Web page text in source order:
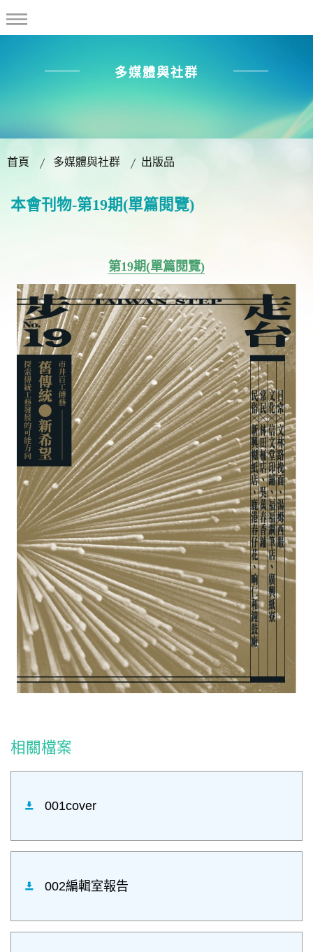
多媒體與社群
首頁 多媒體與社群 出版品
本會刊物-第19期(單篇閱覽)
第19期(單篇閱覽)
相關檔案
001cover
002編輯室報告